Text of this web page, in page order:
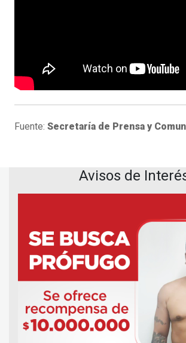
Fuente: Secretaría de Prensa y
Avisos de